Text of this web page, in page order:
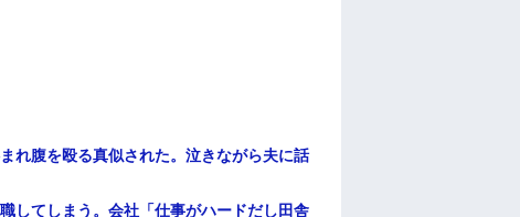
れ腹を殴る真似された。泣きながら夫に話
してしまう。会社「仕事がハードだし田舎